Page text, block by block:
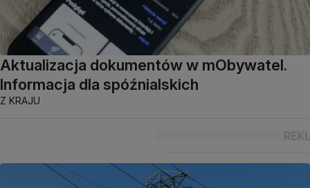
Aktualizacja dokumentów w mObywatel.
Informacja dla spóźnialskich
Z KRAJU